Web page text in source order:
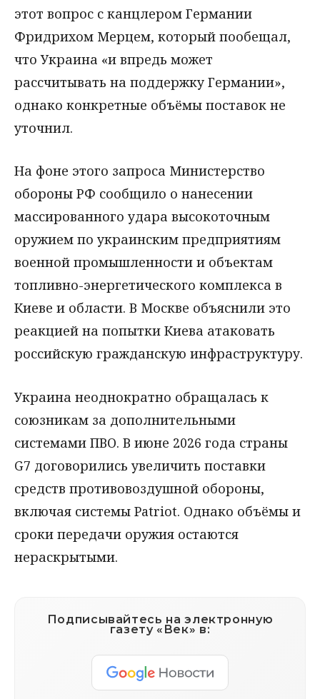
этот вопрос с канцлером Германии
Фридрихом Мерцем, который пообещал,
что Украина «и впредь может
рассчитывать на поддержку Германии»,
однако конкретные объёмы поставок не
уточнил.
На фоне этого запроса Министерство
обороны РФ сообщило о нанесении
массированного удара высокоточным
оружием по украинским предприятиям
военной промышленности и объектам
топливно-энергетического комплекса в
Киеве и области. В Москве объяснили это
реакцией на попытки Киева атаковать
российскую гражданскую инфраструктуру.
Украина неоднократно обращалась к
союзникам за дополнительными
системами ПВО. В июне 2026 года страны
G7 договорились увеличить поставки
средств противовоздушной обороны,
включая системы Patriot. Однако объёмы и
сроки передачи оружия остаются
нераскрытыми.
Подписывайтесь на электронную
газету «Век» в: